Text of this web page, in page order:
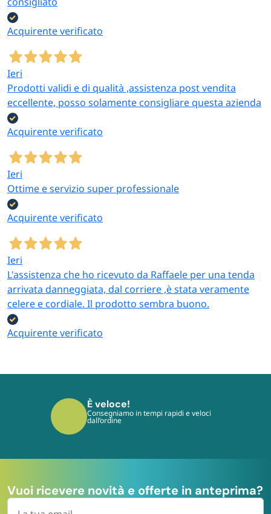
Acquirente verificato
Ieri
Prodotti validi e di qualità ,assistenza post vendita
eccellente, posso solamente consigliare questa azienda
Acquirente verificato
Ieri
Ottime e servizio super professionale
Acquirente verificato
Ieri
L'assistenza che ho ricevuto da Raffaele per una tenda
arrivata danneggiata, dal corriere ,è stata veramente
celere e cordiale. Il prodotto sembra buono.
Acquirente verificato
È sicuro!
I tuoi pagamenti sono protetti dai più
moderni protocolli
Vuoi ricevere novità e offerte in anteprima?